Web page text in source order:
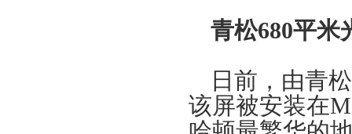
青松680平米
日前，由青
该屏被安装在